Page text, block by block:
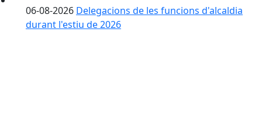
06-08-2026 Delegacions de les funcions d'alcaldia
durant l'estiu de 2026